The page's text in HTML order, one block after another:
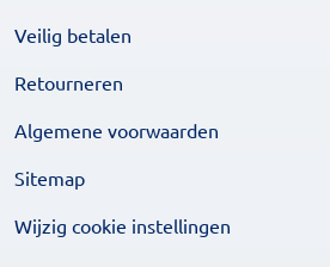
Veilig betalen
Retourneren
Algemene voorwaarden
Sitemap
Wijzig cookie instellingen